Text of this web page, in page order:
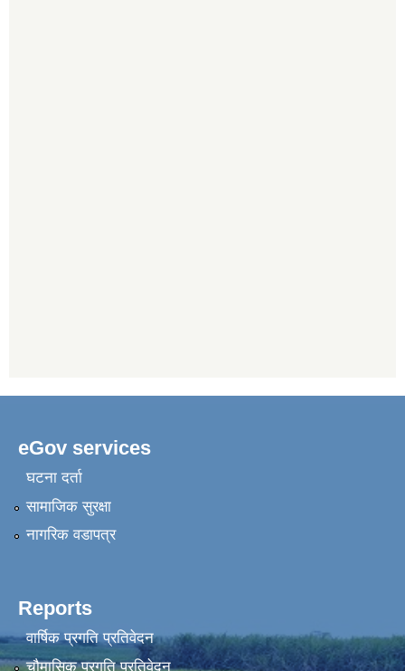
eGov services
घटना दर्ता
सामाजिक सुरक्षा
नागरिक वडापत्र
Reports
वार्षिक प्रगति प्रतिवेदन
चौमासिक प्रगति प्रतिवेदन